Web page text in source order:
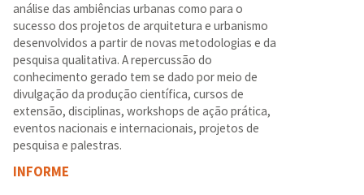
análise das ambiências urbanas como para o
sucesso dos projetos de arquitetura e urbanismo
desenvolvidos a partir de novas metodologias e da
pesquisa qualitativa. A repercussão do
conhecimento gerado tem se dado por meio de
divulgação da produção científica, cursos de
extensão, disciplinas, workshops de ação prática,
eventos nacionais e internacionais, projetos de
pesquisa e palestras.
INFORME